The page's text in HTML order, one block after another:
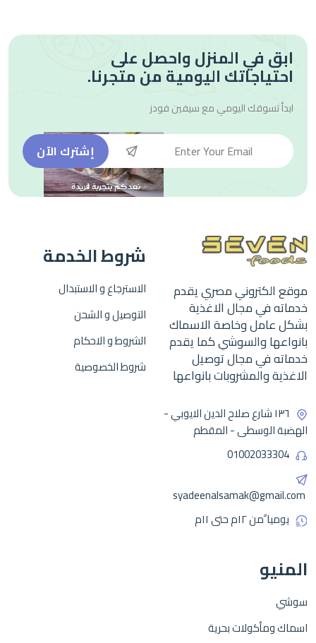
ابق في المنزل واحصل على
احتياجاتك اليومية من متجرنا.
ابدأ تسوقك اليومي معسيفين فودز
إشترك الآن
موقع الكتروني مصري يقدم
خدماته في مجال الاغذية
بشكل عامل وخاصة الاسماك
بانواعها والسوشي كما يقدم
خدماته في مجال توصيل
الاغذية والمشروبات بانواعها
١٣٦ شارع صلاح الدين الايوبي -
الهضبة الوسطى - المقطم
01002033304
syadeenalsamak@gmail.com
يوميا ًمن ١٢م حتى ١١م
شروط الخدمة
الاسترجاع و الاستبدال
التوصيل و الشحن
الشروط و الاحكام
شروط الخصوصية
المنيو
سوشي
اسماك ومأكولات بحرية